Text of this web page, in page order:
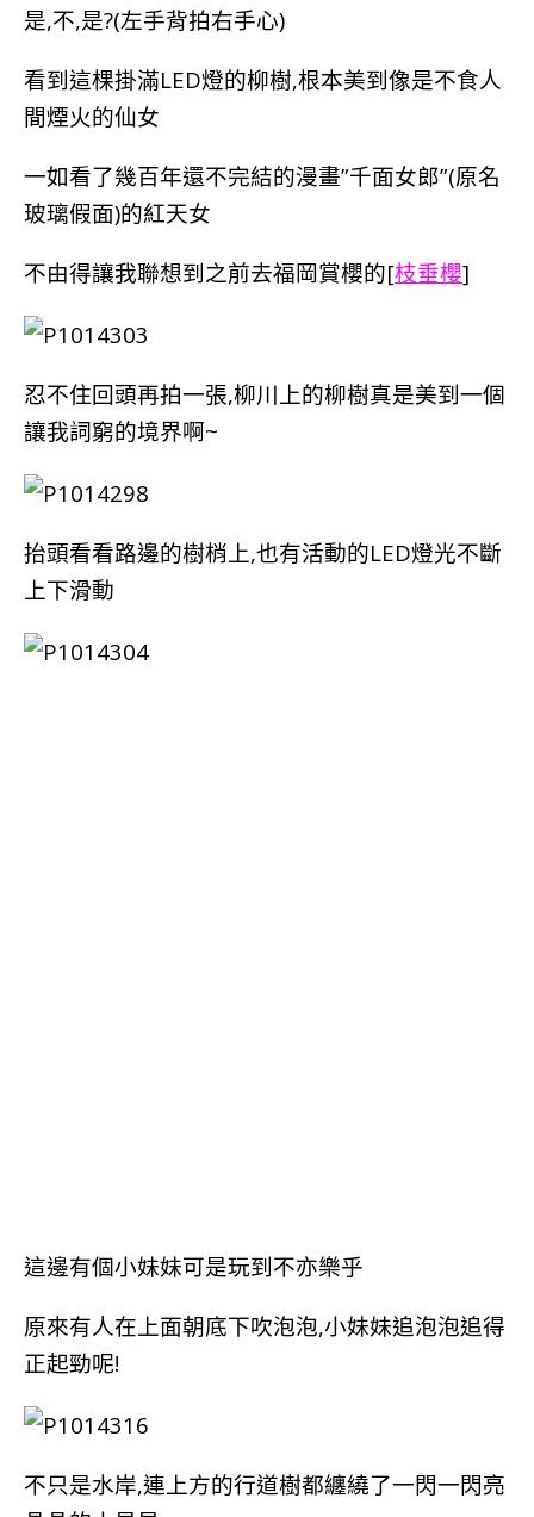
是,不,是?(左手背拍右手心)
看到這棵掛滿LED燈的柳樹,根本美到像是不食人
間煙火的仙女
一如看了幾百年還不完結的漫畫”千面女郎”(原名
玻璃假面)的紅天女
不由得讓我聯想到之前去福岡賞櫻的[枝垂櫻]
忍不住回頭再拍一張,柳川上的柳樹真是美到一個
讓我詞窮的境界啊~
抬頭看看路邊的樹梢上,也有活動的LED燈光不斷
上下滑動
這邊有個小妹妹可是玩到不亦樂乎
原來有人在上面朝底下吹泡泡,小妹妹追泡泡追得
正起勁呢!
不只是水岸,連上方的行道樹都纏繞了一閃一閃亮